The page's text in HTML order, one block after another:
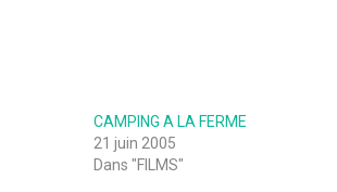
CAMPING A LA FERME
21 juin 2005
Dans "FILMS"